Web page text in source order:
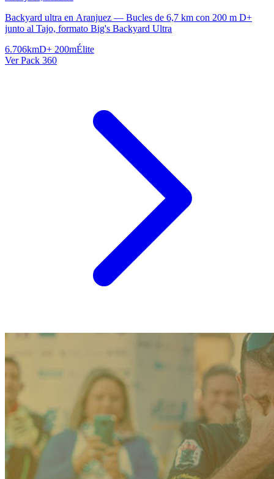
Backyard ultra en Aranjuez — Bucles de 6,7 km con 200 m D+
junto al Tajo, formato Big's Backyard Ultra
6.706kmD+ 200mÉlite
Ver Pack 360